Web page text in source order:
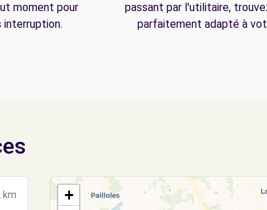
moment pour
interruption.
passant par l'utilitaire,
parfaitement adapté à
km
+